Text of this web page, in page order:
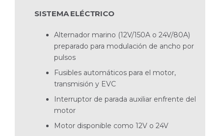
SISTEMA ELÉCTRICO
Alternador marino (12V/150A o 24V/80A)
preparado para modulación de ancho por
pulsos
Fusibles automáticos para el motor,
transmisión y EVC
Interruptor de parada auxiliar enfrente del
motor
Motor disponible como 12V o 24V